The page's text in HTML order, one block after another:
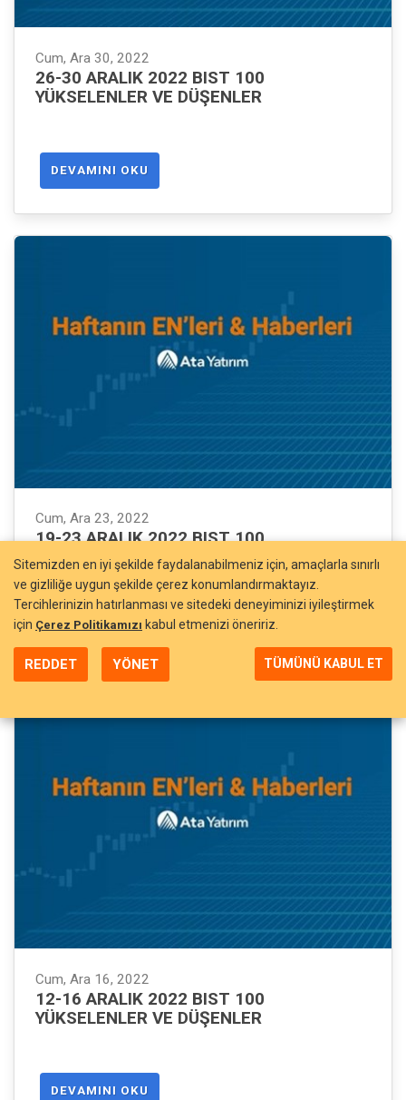
Cum, Ara 30, 2022
26-30 ARALIK 2022 BIST 100
YÜKSELENLER VE DÜŞENLER
DEVAMINI OKU
Cum, Ara 23, 2022
19-23 ARALIK 2022 BIST 100
YÜKSELENLER VE DÜŞENLER
DEVAMINI OKU
Cum, Ara 16, 2022
12-16 ARALIK 2022 BIST 100
YÜKSELENLER VE DÜŞENLER
DEVAMINI OKU
Sitemizden en iyi şekilde faydalanabilmeniz için, amaçlarla sınırlı
ve gizliliğe uygun şekilde çerez konumlandırmaktayız.
Tercihlerinizin hatırlanması ve sitedeki deneyiminizi iyileştirmek
için Çerez Politikamızı kabul etmenizi öneririz.
REDDET YÖNET TÜMÜNÜ KABUL ET